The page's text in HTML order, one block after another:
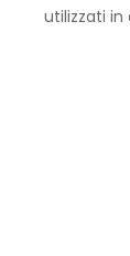
utilizzati in